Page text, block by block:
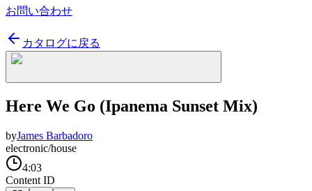
お問い合わせ
カタログに戻る
Here We Go (Ipanema Sunset Mix)
byJames Barbadoro
electronic/house
4:03
Content ID